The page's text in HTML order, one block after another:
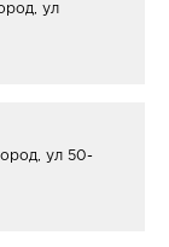
ул
ул 50-